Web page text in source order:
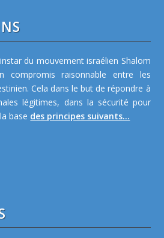
du mouvement israélien Shalom
compromis raisonnable entre les
Cela dans le but de répondre à
légitimes, dans la sécurité pour
base des principes suivants...